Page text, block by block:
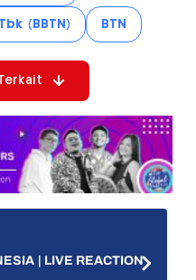
(BBTN) BTN
| LIVE REACTION